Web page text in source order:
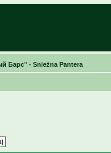
Барс" - Snieżna Pantera